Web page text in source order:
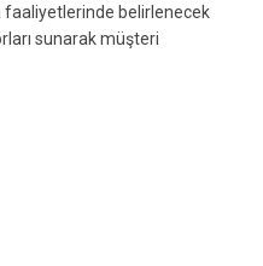
faaliyetlerinde belirlenecek
sunarak müşteri